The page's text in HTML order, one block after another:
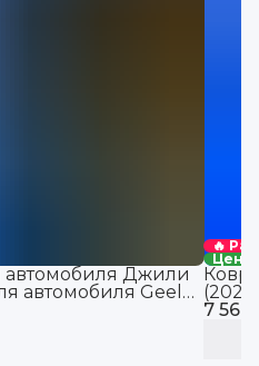
автомобиля Джили
автомобиля Geely
🔥
Цена
7 560